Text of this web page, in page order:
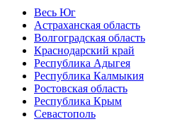
Весь Юг
Астраханская область
Волгоградская область
Краснодарский край
Республика Адыгея
Республика Калмыкия
Ростовская область
Республика Крым
Севастополь